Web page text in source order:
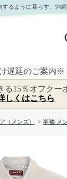
P-FTT02013H｜おき
るように暮らす、沖
遅延のご案内※
15％オフクー
しくはこちら
（メンズ） > 半袖 メ